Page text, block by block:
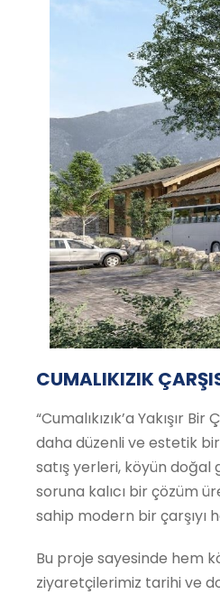
CUMALIKIZIK
“Cumalıkızık’a Yakışır
daha düzenli ve estetik
satış yerleri, köyün doğal
soruna kalıcı bir çözüm
sahip modern bir çarşıyı
Bu proje sayesinde hem
ziyaretçilerimiz tarihi ve